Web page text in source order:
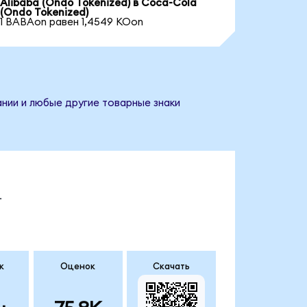
Alibaba (Ondo Tokenized) в Coca-Cola
(Ondo Tokenized)
1 BABAon равен 1,4549 KOon
и любые другие товарные знаки
Оценок Скачать